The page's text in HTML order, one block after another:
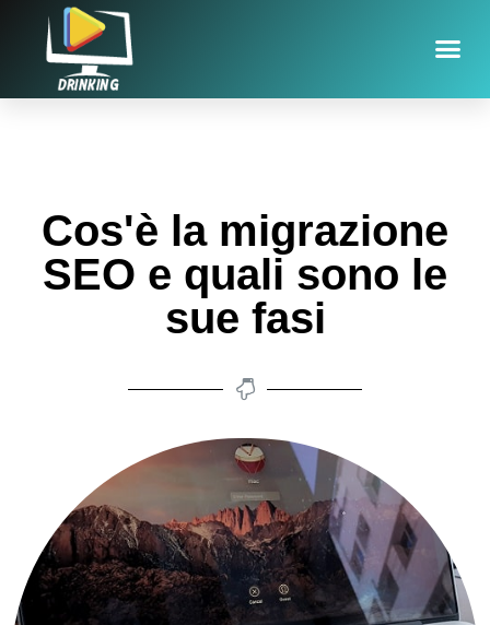
Cos'è la migrazione
SEO e quali sono le
sue fasi